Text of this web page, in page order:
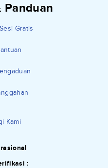
Panduan
Gratis
Kami
: